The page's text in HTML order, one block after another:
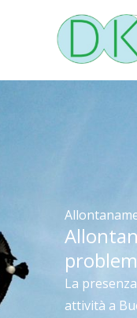
contenuto
La
attività a